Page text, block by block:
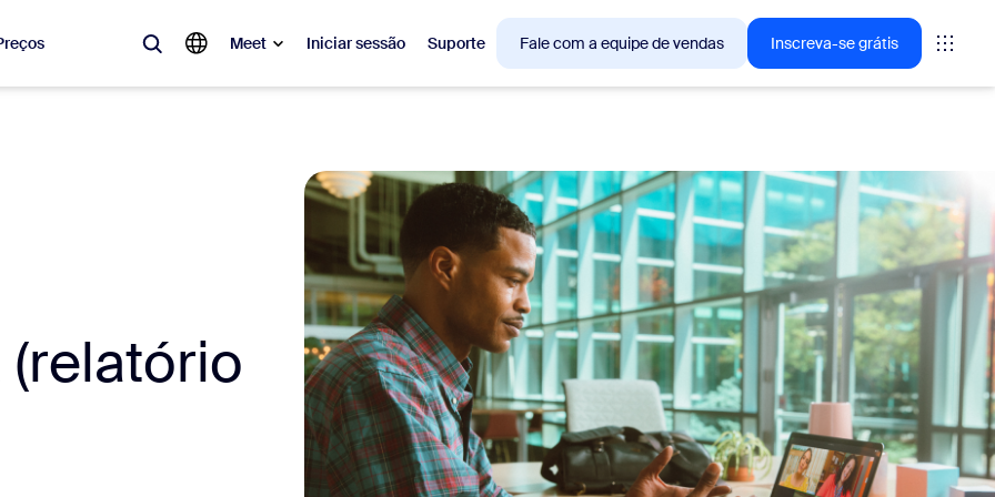
Meet Iniciar sessão Suporte Fale com a equipe de vendas Inscreva-se grátis
em alta, a tendência do momento, o que está gerando repercussão — as soluções que os clientes Zoom estão buscando no
Meetings
Rooms
Canvas
Insights de CX